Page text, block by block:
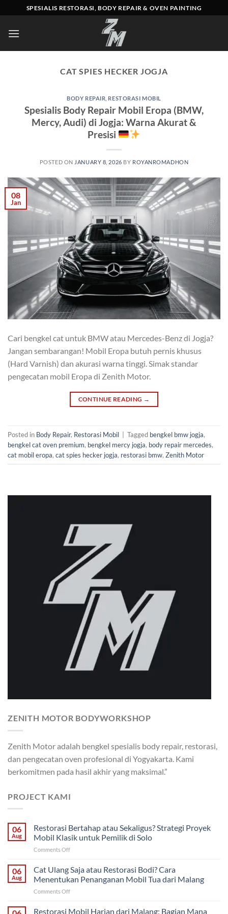
to
content
SPESIALIS RESTORASI, BODY REPAIR & OVEN PAINTING
CAT SPIES HECKER JOGJA
BODY REPAIR RESTORASI MOBIL
Spesialis Body Repair Mobil Eropa (BMW,
Mercy, Audi) di Jogja: Warna Akurat &
Presisi
POSTED ON JANUARY 8, 2026 BY ROYANROMADHON
08
Jan
Cari bengkel cat untuk BMW atau Mercedes-Benz di Jogja?
Jangan sembarangan! Mobil Eropa butuh pernis khusus
(Hard Varnish) dan akurasi warna tinggi. Simak standar
pengecatan mobil Eropa di Zenith Motor.
CONTINUE READING →
Posted in Body Repair, Restorasi Mobil Tagged bengkel bmw jogja,
bengkel cat oven premium, bengkel mercy jogja, body repair mercedes,
cat mobil eropa, cat spies hecker jogja, restorasi bmw, Zenith Motor
ZENITH MOTOR BODYWORKSHOP
Zenith Motor adalah bengkel spesialis body repair, restorasi,
dan pengecatan oven profesional di Yogyakarta. Kami
berkomitmen pada hasil akhir yang maksimal.”
PROJECT KAMI
06
Aug
Restorasi Bertahap atau Sekaligus? Strategi Proyek
Mobil Klasik untuk Pemilik di Solo
Comments Offon
Bertahap
atau
Sekaligus?
Strategi
Mobil
06
Aug
Cat Ulang Saja atau Restorasi Bodi? Cara
Menentukan Penanganan Mobil Tua dari Malang
Comments Offon
Ulang
Restorasi Mobil Harian dari Malang: Bagian Mana